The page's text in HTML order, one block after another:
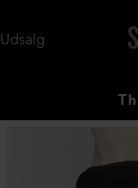
Udsalg
The first